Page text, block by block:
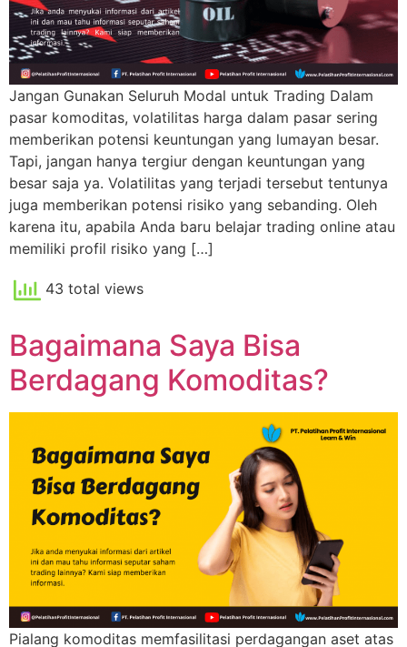
Jangan Gunakan Seluruh Modal untuk Trading Dalam
pasar komoditas, volatilitas harga dalam pasar sering
memberikan potensi keuntungan yang lumayan besar.
Tapi, jangan hanya tergiur dengan keuntungan yang
besar saja ya. Volatilitas yang terjadi tersebut tentunya
juga memberikan potensi risiko yang sebanding. Oleh
karena itu, apabila Anda baru belajar trading online atau
memiliki profil risiko yang […]
43 total views
Bagaimana Saya Bisa
Berdagang Komoditas?
Pialang komoditas memfasilitasi perdagangan aset atas